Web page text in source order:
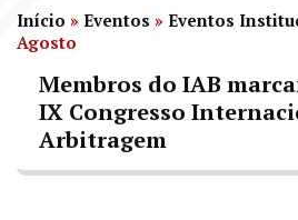
Início » Eventos » Eventos
Agosto
Membros do IAB
IX Congresso
Arbitragem